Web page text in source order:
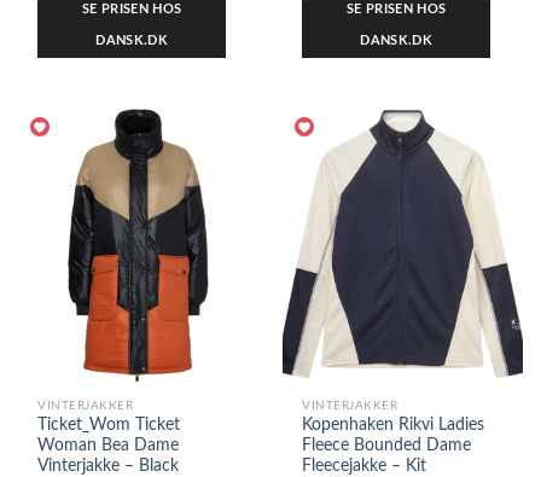
SE PRISEN HOS
DANSK.DK
SE PRISEN HOS
DANSK.DK
VINTERJAKKER
Ticket_Wom Ticket
Woman Bea Dame
Vinterjakke – Black
VINTERJAKKER
Kopenhaken Rikvi Ladies
Fleece Bounded Dame
Fleecejakke – Kit